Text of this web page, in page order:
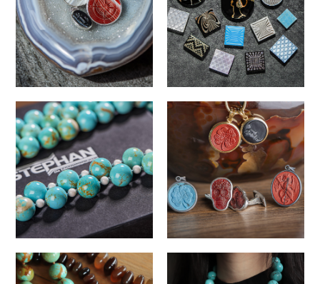
news news
Allgemein Optional
news
Allgemein Optional
news
Allgemein Optional Optional